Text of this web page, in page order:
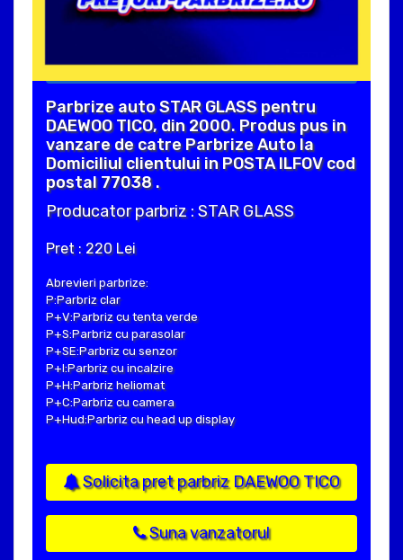
Parbrize auto STAR GLASS pentru
DAEWOO TICO, din 2000. Produs pus in
vanzare de catre Parbrize Auto la
Domiciliul clientului in POSTA ILFOV cod
postal 77038 .
Producator parbriz : STAR GLASS
Pret : 220 Lei
Abrevieri parbrize:
P:Parbriz clar
P+V:Parbriz cu tenta verde
P+S:Parbriz cu parasolar
P+SE:Parbriz cu senzor
P+I:Parbriz cu incalzire
P+H:Parbriz heliomat
P+C:Parbriz cu camera
P+Hud:Parbriz cu head up display
Solicita pret parbriz DAEWOO TICO
Suna vanzatorul